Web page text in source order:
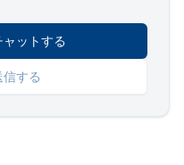
ットする
信する